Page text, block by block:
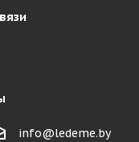
info@ledeme.by